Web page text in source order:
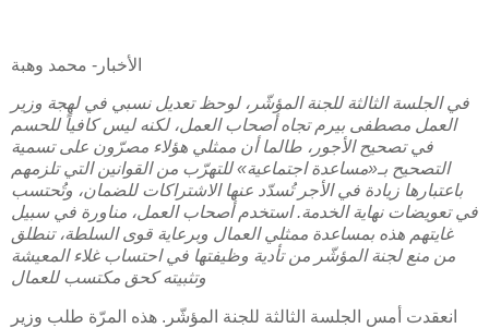
الأخبار- محمد وهبة
في الجلسة الثالثة للجنة المؤشّر، لوحظ تعديل نسبي في لهجة وزير
العمل مصطفى بيرم تجاه أصحاب العمل، لكنه ليس كافياً للحسم
في تصحيح الأجور، طالما أن ممثلي هؤلاء مصرّون على تسمية
التصحيح بـ«مساعدة اجتماعية» للتهرّب من القوانين التي تلزمهم
باعتبارها زيادة في الأجر تُسدّد عنها الاشتراكات للضمان، وتُحتسب
في تعويضات نهاية الخدمة. استخدم أصحاب العمل، مناورة في سبيل
غايتهم هذه بمساعدة ممثلي العمال وبرعاية قوى السلطة، تنطلق
من منع لجنة المؤشّر من تأدية وظيفتها في احتساب غلاء المعيشة
وتثبيته كحق مكتسب للعمال
انعقدت أمس الجلسة الثالثة للجنة المؤشّر. هذه المرّة طلب وزير